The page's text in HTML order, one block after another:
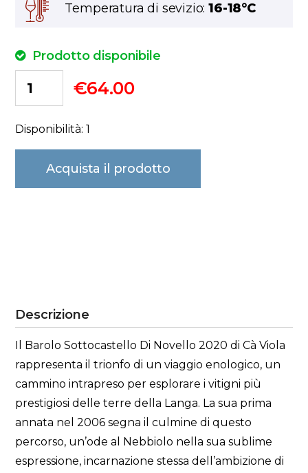
Temperatura di sevizio:16-18°C
Prodotto disponibile
€64.00
Disponibilità: 1
Acquista il prodotto
Descrizione
Il Barolo Sottocastello Di Novello 2020 di Cà Viola
rappresenta il trionfo di un viaggio enologico, un
cammino intrapreso per esplorare i vitigni più
prestigiosi delle terre della Langa. La sua prima
annata nel 2006 segna il culmine di questo
percorso, un’ode al Nebbiolo nella sua sublime
espressione, incarnazione stessa dell’ambizione di